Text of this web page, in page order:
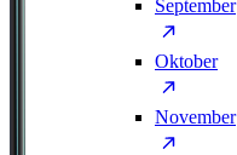
September
Oktober
November